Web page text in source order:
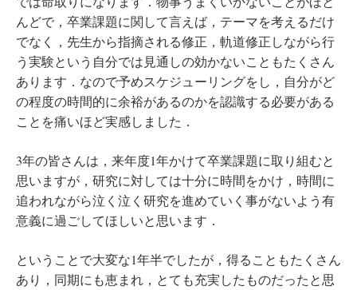
んどで，卒業課題に関して言えば，テーマを考えるだけ
でなく，先生から指摘される修正，軌道修正しながら行
う実験という自分では見通しの効かないこともたくさん
あります．なので予めスケジューリングをし，自分がど
の程度の時間的に余裕があるのかを認識する必要がある
ことを痛いほど実感しました．
3年の皆さんは，来年度1年かけて卒業課題に取り組むと
思いますが，研究に対しては十分に時間をかけ，時間に
追われながら泣く泣く研究を進めていく事がないよう有
意義に過ごしてほしいと思います．
ということで大変な1年半でしたが，得ることもたくさん
あり，同期にも恵まれ，とても充実したものだったと思